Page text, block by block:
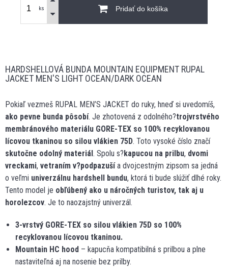
ks Pridať do košíka
HARDSHELLOVÁ BUNDA MOUNTAIN EQUIPMENT RUPAL
JACKET MEN'S LIGHT OCEAN/DARK OCEAN
Pokiaľ vezmeš RUPAL MEN’S JACKET do ruky, hneď si uvedomíš,
ako pevne bunda pôsobí. Je zhotovená z odolného?trojvrstvého
membránového materiálu GORE-TEX so 100% recyklovanou
lícovou tkaninou so silou vlákien 75D. Toto vysoké číslo značí
skutočne odolný materiál. Spolu s?kapucou na prilbu, dvomi
vreckami, vetraním v?podpazušía dvojcestným zipsom sa jedná
o veľmi univerzálnu hardshell bundu, ktorá ti bude slúžiť dlhé roky.
Tento model je obľúbený ako u náročných turistov, tak aj u
horolezcov. Je to naozajstný univerzál.
3-vrstvý GORE-TEX so silou vlákien 75D so 100%
recyklovanou lícovou tkaninou.
Mountain HC hood – kapucňa kompatibilná s prilbou a plne
nastaviteľná aj na nosenie bez prilby.